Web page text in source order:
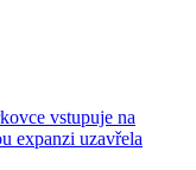
vstupuje na
expanzi uzavřela